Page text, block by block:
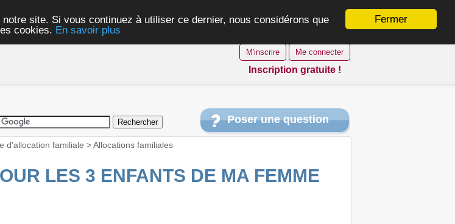
Fermer
site. Si vous continuez à utiliser ce dernier, nous considérons que
cookies. En savoir plus
M'inscrire Me connecter
Inscription gratuite !
Poser une question
d'allocation familiale >Allocations familiales
LES 3 ENFANTS DE MA FEMME